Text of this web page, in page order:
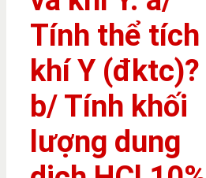
Tính thể tích
khí Y (đktc)?
b/ Tính khối
lượng dung